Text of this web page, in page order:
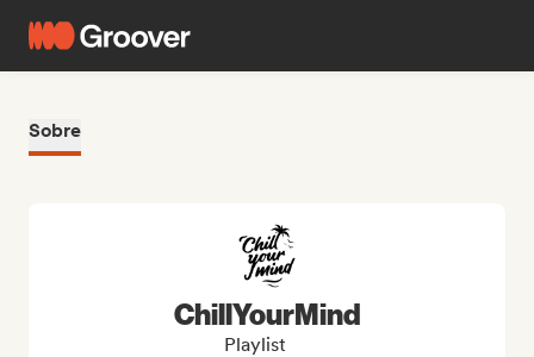
Sobre
ChillYourMind
Playlist